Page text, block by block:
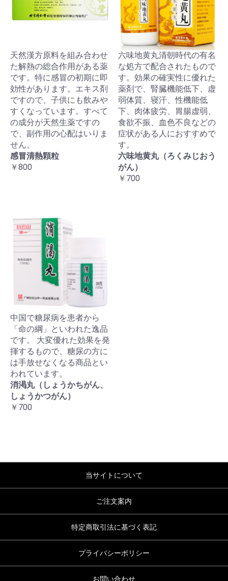
天然漢方原料を組み合わせ
た解熱の総合作用がある薬
です。特に感冒の初期に即
効性があります。エキス剤
ですので、子供にも飲みや
すくなっています。すべて
の成分が天然生薬ですの
で、副作用の心配はいりま
せん。
感冒清熱顆粒
￥800
六味地黄丸清朝時代の有名
な処方で配合されたもので
す。効果の確実性に優れた
薬剤で、腎臓機能低下、虚
弱体質、寝汗、性機能低
下、肉体疲労、胃腸虚弱、
食欲不振、血色不良などの
症状がある人におすすめで
す。
六味地黄丸（ろくみじおう
がん）
￥700
中国で糖尿病を患者から
「命の綱」といわれた逸品
です。 大変優れた効果を発
揮するもので、糖尿の方に
は手放せなくなる商品とい
われています。
消渇丸（しょうかちがん、
しょうかつがん）
￥700
当サイトについて
ご注文案内
特定商取引法に基づく表記
プライバシーポリシー
お問い合わせ